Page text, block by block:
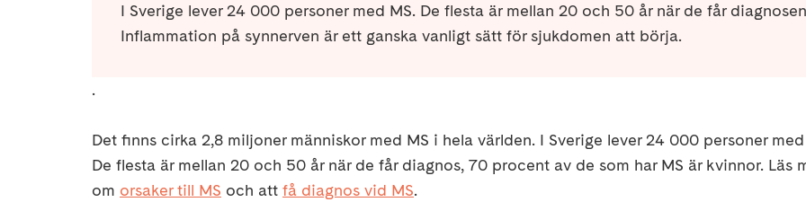
I Sverige lever 24 000 personer med MS. De flesta är mellan 20 och 50 år när de får
Inflammation på synnerven är ett ganska vanligt sätt för sjukdomen att börja.
.
Det finns cirka 2,8 miljoner människor med MS i hela världen. I Sverige lever 24 000 personer med
De flesta är mellan 20 och 50 år när de får diagnos, 70 procent av de som har MS är kvinnor. Läs
om orsaker till MS och att få diagnos vid MS.